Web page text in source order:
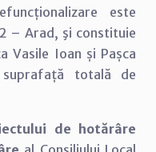
este
– Arad, şi constituie
Vasile Ioan și Pașca
suprafață totală de
de hotărâre